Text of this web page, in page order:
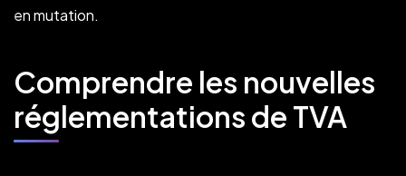
en mutation.
Comprendre les nouvelles
réglementations de TVA